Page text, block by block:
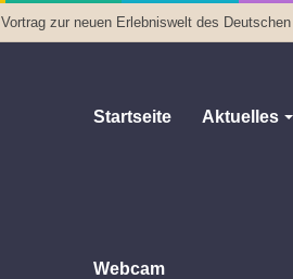
Vortrag zur neuen Erlebniswelt des Deutschen
Startseite Aktuelles
Webcam